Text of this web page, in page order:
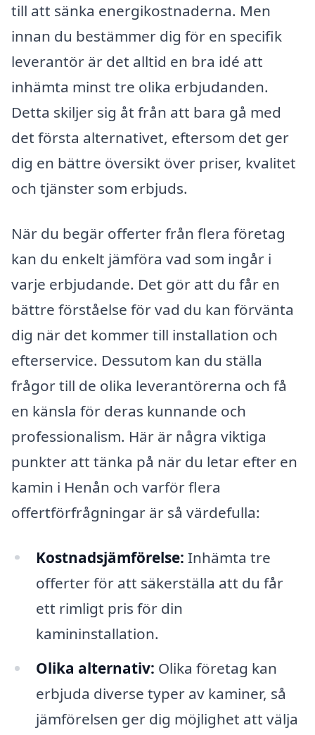
till att sänka energikostnaderna. Men
innan du bestämmer dig för en specifik
leverantör är det alltid en bra idé att
inhämta minst tre olika erbjudanden.
Detta skiljer sig åt från att bara gå med
det första alternativet, eftersom det ger
dig en bättre översikt över priser, kvalitet
och tjänster som erbjuds.
När du begär offerter från flera företag
kan du enkelt jämföra vad som ingår i
varje erbjudande. Det gör att du får en
bättre förståelse för vad du kan förvänta
dig när det kommer till installation och
efterservice. Dessutom kan du ställa
frågor till de olika leverantörerna och få
en känsla för deras kunnande och
professionalism. Här är några viktiga
punkter att tänka på när du letar efter en
kamin i Henån och varför flera
offertförfrågningar är så värdefulla:
Kostnadsjämförelse: Inhämta tre
offerter för att säkerställa att du får
ett rimligt pris för din
kamininstallation.
Olika alternativ: Olika företag kan
erbjuda diverse typer av kaminer, så
jämförelsen ger dig möjlighet att välja